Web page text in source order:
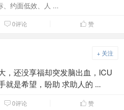
、约面低效、人 ...
 0评论  赞
+ 关注
，还没享福却突发脑出血，ICU
就是希望，盼助 求助人的 ...
 0评论  赞